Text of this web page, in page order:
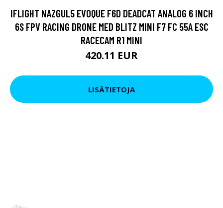
IFLIGHT NAZGUL5 EVOQUE F6D DEADCAT ANALOG 6 INCH
6S FPV RACING DRONE MED BLITZ MINI F7 FC 55A ESC
RACECAM R1 MINI
420.11 EUR
LISÄTIETOJA